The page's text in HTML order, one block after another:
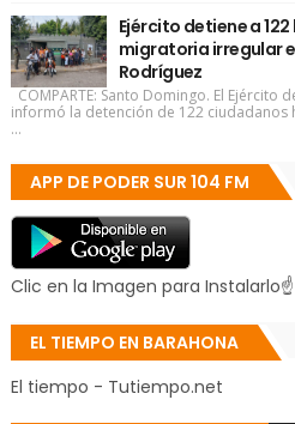
Ejército detiene a
migratoria irregular
Rodríguez
COMPARTE: Santo Domingo. El Ejército
informó la detención de 122 ciudadanos
...
APP DE PODER SUR 104 FM
Clic en la Imagen para Instalarlo☝
EL TIEMPO EN BARAHONA
El tiempo - Tutiempo.net